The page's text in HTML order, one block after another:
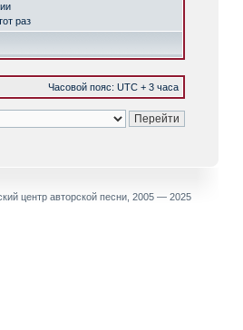
раз
Часовой пояс: UTC + 3 часа
центр авторской песни, 2005 — 2025